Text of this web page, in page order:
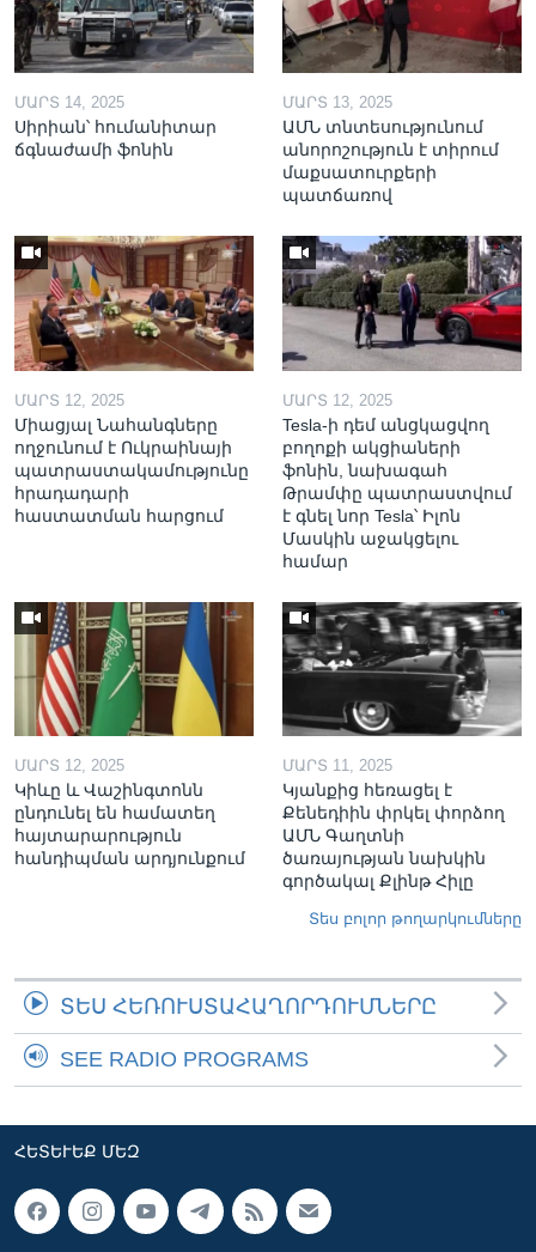
ՄԱՐՏ 14, 2025
Սիրիան՝ հումանիտար
ճգնաժամի ֆոնին
ՄԱՐՏ 13, 2025
ԱՄՆ տնտեսությունում
անորոշություն է տիրում
մաքսատուրքերի
պատճառով
ՄԱՐՏ 12, 2025
Միացյալ Նահանգները
ողջունում է Ուկրաինայի
պատրաստակամությունը
հրադադարի
հաստատման հարցում
ՄԱՐՏ 12, 2025
Tesla-ի դեմ անցկացվող
բողոքի ակցիաների
ֆոնին, նախագահ
Թրամփը պատրաստվում
է գնել նոր Tesla՝ Իլոն
Մասկին աջակցելու
համար
ՄԱՐՏ 12, 2025
Կիևը և Վաշինգտոնն
ընդունել են համատեղ
հայտարարություն
հանդիպման արդյունքում
ՄԱՐՏ 11, 2025
Կյանքից հեռացել է
Քենեդիին փրկել փորձող
ԱՄՆ Գաղտնի
ծառայության նախկին
գործակալ Քլինթ Հիլը
Տես բոլոր թողարկումները
ՏԵՍ ՀԵՌՈՒՍՏԱՀԱՂՈՐԴՈՒՄՆԵՐԸ
SEE RADIO PROGRAMS
ՀԵՏԵՒԵՔ ՄԵԶ